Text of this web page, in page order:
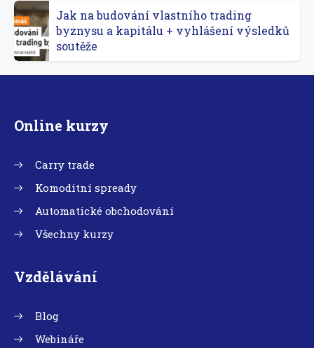
Jak na budování vlastního trading
byznysu a kapitálu + vyhlášení výsledků
soutěže
Online kurzy
Carry trade
Komoditní spready
Automatické obchodování
Všechny kurzy
Vzdělávání
Blog
Webináře